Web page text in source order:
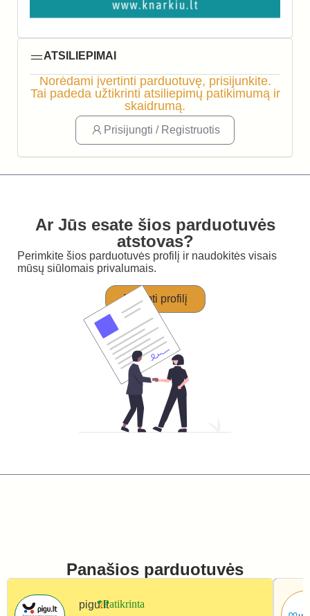
ATSILIEPIMAI
Norėdami įvertinti parduotuvę, prisijunkite.
Tai padeda užtikrinti atsiliepimų patikimumą ir
skaidrumą.
Prisijungti / Registruotis
Ar Jūs esate šios parduotuvės
atstovas?
Perimkite šios parduotuvės profilį ir naudokitės visais
mūsų siūlomais privalumais.
Perimti profilį
Panašios parduotuvės
pigu.lt